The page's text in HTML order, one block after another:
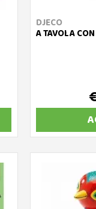
DJECO
A TAVOLA